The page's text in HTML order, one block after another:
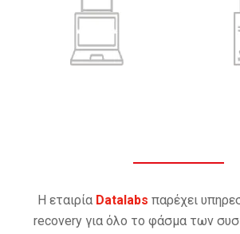
Η εταιρία Datalabs παρέχει
recovery για όλο το φάσμα των